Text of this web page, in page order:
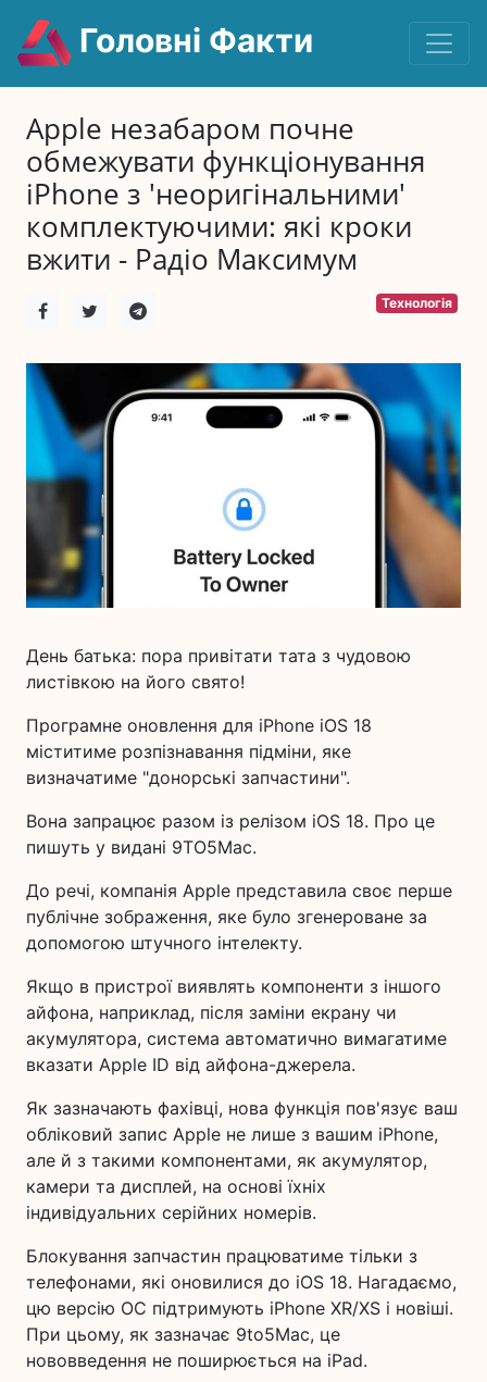
Головні Факти
Apple незабаром почне
обмежувати функціонування
iPhone з 'неоригінальними'
комплектуючими: які кроки
вжити - Радіо Максимум
Технологія
День батька: пора привітати тата з чудовою
листівкою на його свято!
Програмне оновлення для iPhone iOS 18
міститиме розпізнавання підміни, яке
визначатиме "донорські запчастини".
Вона запрацює разом із релізом iOS 18. Про це
пишуть у видані 9ТО5Мас.
До речі, компанія Apple представила своє перше
публічне зображення, яке було згенероване за
допомогою штучного інтелекту.
Якщо в пристрої виявлять компоненти з іншого
айфона, наприклад, після заміни екрану чи
акумулятора, система автоматично вимагатиме
вказати Apple ID від айфона-джерела.
Як зазначають фахівці, нова функція пов'язує ваш
обліковий запис Apple не лише з вашим iPhone,
але й з такими компонентами, як акумулятор,
камери та дисплей, на основі їхніх
індивідуальних серійних номерів.
Блокування запчастин працюватиме тільки з
телефонами, які оновилися до iOS 18. Нагадаємо,
цю версію ОС підтримують iPhone XR/XS і новіші.
При цьому, як зазначає 9to5Mac, це
нововведення не поширюється на iPad.